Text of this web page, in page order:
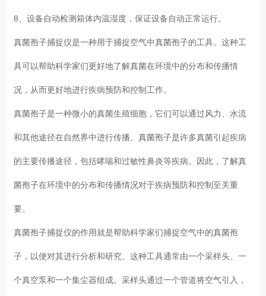
8、设备自动检测箱体内温湿度，保证设备自动正常运行。
真菌孢子捕捉仪是一种用于捕捉空气中真菌孢子的工具。这种工
具可以帮助科学家们更好地了解真菌在环境中的分布和传播情
况，从而更好地进行疾病预防和控制工作。
真菌孢子是一种微小的真菌生殖细胞，它们可以通过风力、水流
和其他途径在自然界中进行传播。真菌孢子是许多真菌引起疾病
的主要传播途径，包括哮喘和过敏性鼻炎等疾病。因此，了解真
菌孢子在环境中的分布和传播情况对于疾病预防和控制至关重
要。
真菌孢子捕捉仪的作用就是帮助科学家们捕捉空气中的真菌孢
子，以便对其进行分析和研究。这种工具通常由一个采样头、一
个真空泵和一个集尘器组成。采样头通过一个管道将空气引入，